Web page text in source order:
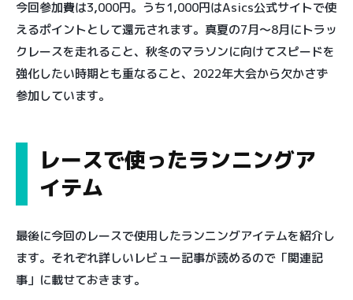
今回参加費は3,000円。うち1,000円はAsics公式サイトで使
えるポイントとして還元されます。真夏の7月〜8月にトラッ
クレースを走れること、秋冬のマラソンに向けてスピードを
強化したい時期とも重なること、2022年大会から欠かさず
参加しています。
レースで使ったランニングア
イテム
最後に今回のレースで使用したランニングアイテムを紹介し
ます。それぞれ詳しいレビュー記事が読めるので「関連記
事」に載せておきます。